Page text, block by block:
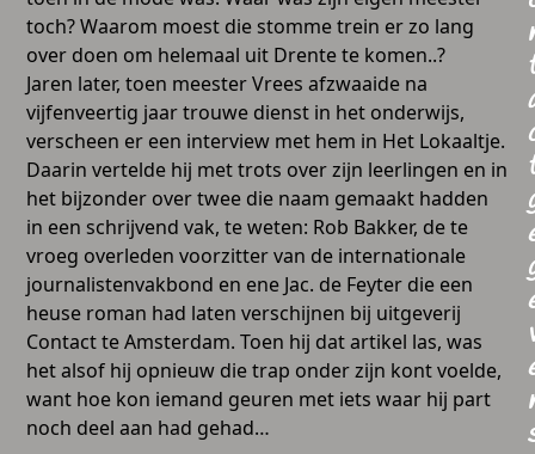
toch? Waarom moest die stomme trein er zo lang
over doen om helemaal uit Drente te komen..?
Jaren later, toen meester Vrees afzwaaide na
vijfenveertig jaar trouwe dienst in het onderwijs,
verscheen er een interview met hem in Het Lokaaltje.
Daarin vertelde hij met trots over zijn leerlingen en in
het bijzonder over twee die naam gemaakt hadden
in een schrijvend vak, te weten: Rob Bakker, de te
vroeg overleden voorzitter van de internationale
journalistenvakbond en ene Jac. de Feyter die een
heuse roman had laten verschijnen bij uitgeverij
Contact te Amsterdam. Toen hij dat artikel las, was
het alsof hij opnieuw die trap onder zijn kont voelde,
want hoe kon iemand geuren met iets waar hij part
noch deel aan had gehad…
t
t